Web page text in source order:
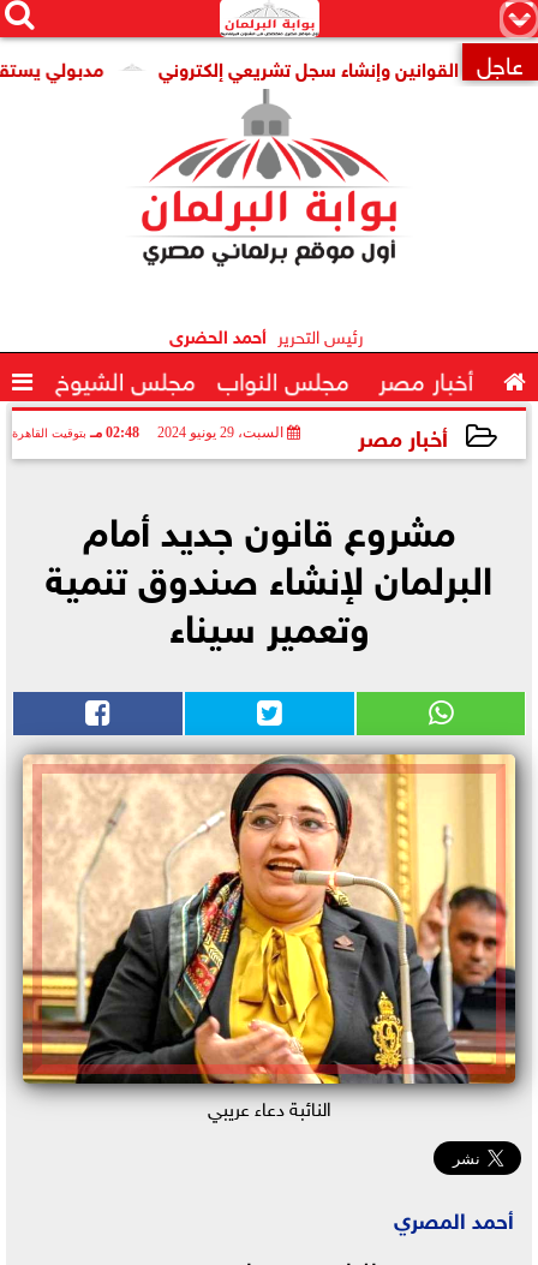
×


 عاجل مدبولي يستقبل القوانين وإنشاء سجل تشريعي إلكتروني
رئيس التحرير أحمد الحضرى
 أخبار مصر مجلس النواب مجلس الشيوخ 
أخبار مصر السبت، 29 يونيو 2024 02:48 مـ بتوقيت القاهرة
مشروع قانون جديد أمام
البرلمان لإنشاء صندوق تنمية
وتعمير سيناء
النائبة دعاء عريبي
أحمد المصري